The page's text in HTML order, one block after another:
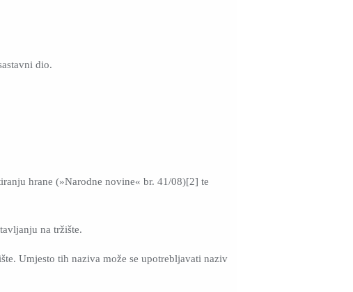
dio.
hrane (»Narodne novine« br. 41/08)[2] te
na tržište.
Umjesto tih naziva može se upotrebljavati naziv